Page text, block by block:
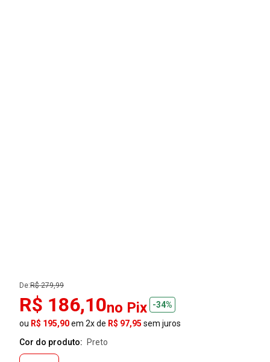
De:R$ 279,99
R$ 186,10no Pix
-34%
ou R$ 195,90em 2x de R$ 97,95 sem juros
Cor do produto:
preto